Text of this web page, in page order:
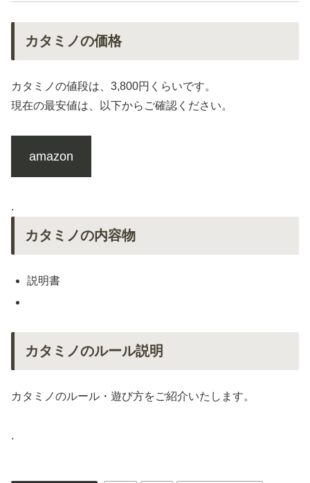
カタミノの価格
カタミノの値段は、3,800円くらいです。
現在の最安値は、以下からご確認ください。
amazon
.
カタミノの内容物
説明書
カタミノのルール説明
カタミノのルール・遊び方をご紹介いたします。
.